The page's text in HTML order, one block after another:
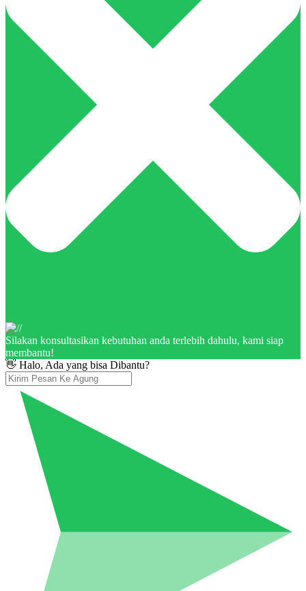
Silakan konsultasikan kebutuhan anda terlebih dahulu, kami siap
membantu!
👋 Halo, Ada yang bisa Dibantu?